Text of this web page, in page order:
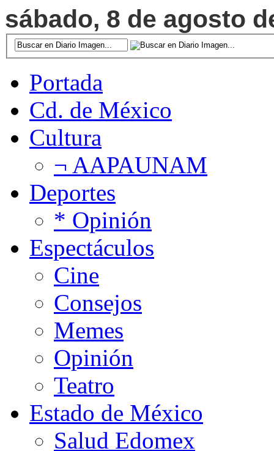
sábado, 8 de agosto
Portada
Cd. de México
Cultura
¬ AAPAUNAM
Deportes
* Opinión
Espectáculos
Cine
Consejos
Memes
Opinión
Teatro
Estado de México
Salud Edomex